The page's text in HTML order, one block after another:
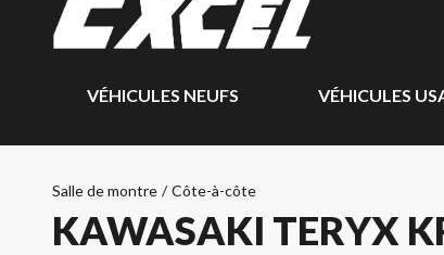
VÉHICULES NEUFS VÉHICULES
Salle de montre / Côte-à-côte
KAWASAKI TERYX